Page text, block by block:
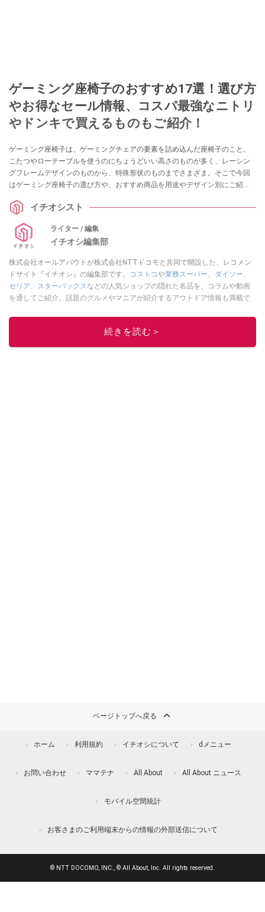
ゲーミング座椅子のおすすめ17選！選び方
やお得なセール情報、コスパ最強なニトリ
やドンキで買えるものもご紹介！
ゲーミング座椅子は、ゲーミングチェアの要素を詰め込んだ座椅子のこと。
こたつやローテーブルを使うのにちょうどいい高さのものが多く、レーシン
グフレームデザインのものから、特殊形状のものまでさまざま。そこで今回
はゲーミング座椅子の選び方や、おすすめ商品を用途やデザイン別にご紹
で売っているものまで解説していきます。
イチオシスト
ライター / 編集
イチオシ編集部
株式会社オールアバウトが株式会社NTTドコモと共同で開設した、レコメン
ドサイト『イチオシ』の編集部です。
コストコや業務スーパー、 ダイソー、
セリア、 スターバックスなどの人気ショップの隠れた名品を、コラムや動画
を通してご紹介。話題のグルメやマニアが紹介するアウトドア情報も満載で
レビューしています。毎日トレンド情報をお届けしているので、ぜひ
してください！続きを読む＞
ページトップへ戻る
ホーム 利用規約 イチオシについて dメニュー
お問い合わせ ママテナ All About All About ニュース
モバイル空間統計
お客さまのご利用端末からの情報の外部送信について
© NTT DOCOMO, INC., © All About, Inc. All rights reserved.